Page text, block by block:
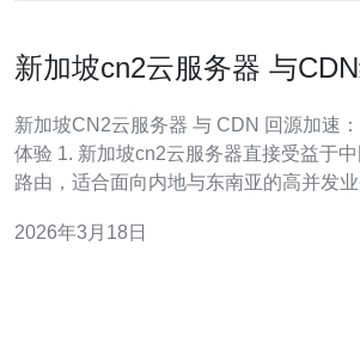
新加坡cn2云服务器 与
新加坡CN2云服务器 与 CDN 回源加速
体验 1. 新加坡cn2云服务器直接受益于中国电信CN2优质
路由，适合面向内地与东南亚的高并发
降至最低、显著缩短TTFB。 3. 本文提供
2026年3月18日